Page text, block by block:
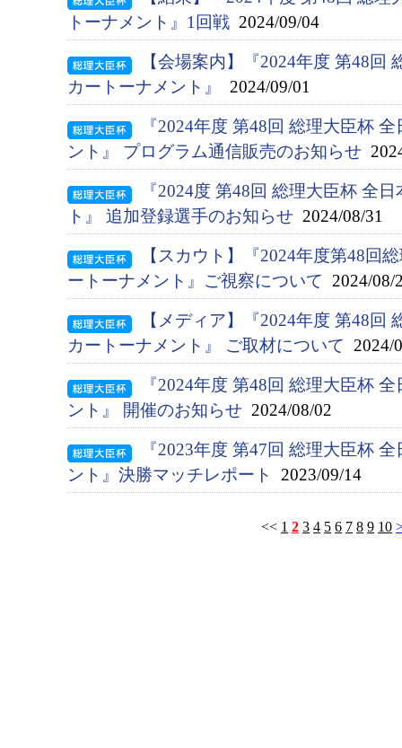
トーナメント』1回戦 2024/09/04
【会場案内】『2024年度 第48回
カートーナメント』
2024/09/01
『2024年度 第48回 総理大臣杯
ント』 プログラム通信販売のお知らせ
『2024度 第48回 総理大臣杯 全
ト』 追加登録選手のお知らせ 2024/08/31
【スカウト】『2024年度第48回
ートーナメント』ご視察について 2024/08/
【メディア】『2024年度 第48回
カートーナメント』 ご取材について 2024/
『2024年度 第48回 総理大臣杯
ント』 開催のお知らせ 2024/08/02
『2023年度 第47回 総理大臣杯
ント』決勝マッチレポート
2023/09/14
<< 1 2 3 4 5 6 7 8 9 10